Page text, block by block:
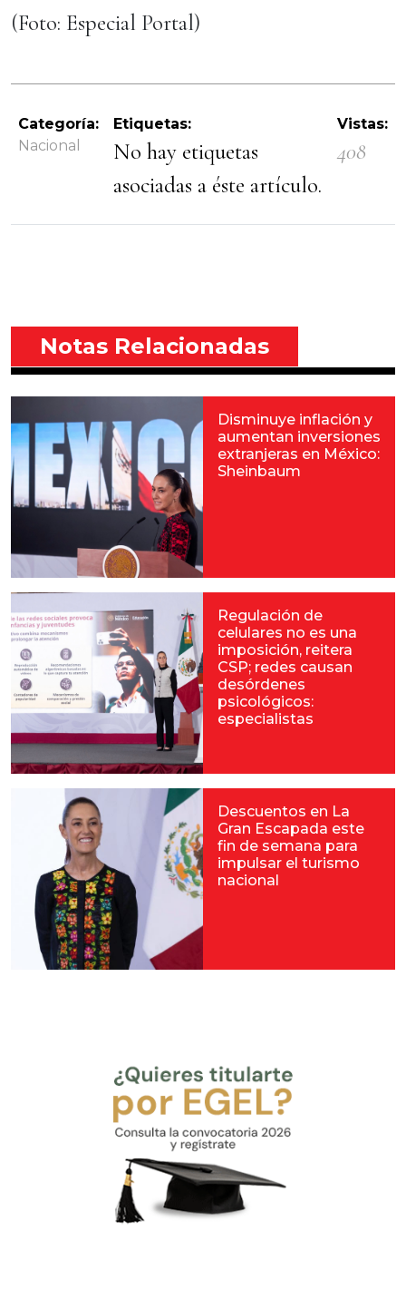
(Foto: Especial Portal)
Categoría:
Nacional
Etiquetas:
No hay etiquetas
asociadas a éste artículo.
Vistas:
408
Notas Relacionadas
Disminuye inflación y
aumentan inversiones
extranjeras en México:
Sheinbaum
Regulación de
celulares no es una
imposición, reitera
CSP; redes causan
desórdenes
psicológicos:
especialistas
Descuentos en La
Gran Escapada este
fin de semana para
impulsar el turismo
nacional